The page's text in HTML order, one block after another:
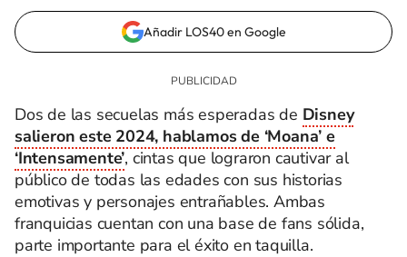
Añadir LOS40 en Google
Dos de las secuelas más esperadas de Disney
salieron este 2024, hablamos de ‘Moana’ e
‘Intensamente’, cintas que lograron cautivar al
público de todas las edades con sus historias
emotivas y personajes entrañables. Ambas
franquicias cuentan con una base de fans sólida,
parte importante para el éxito en taquilla.